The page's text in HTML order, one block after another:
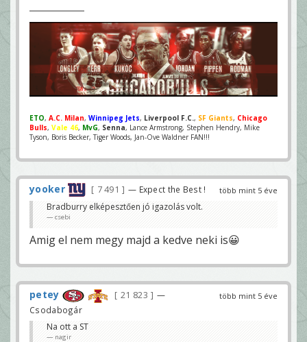
ETO, A.C. Milan, Winnipeg Jets, Liverpool F.C., SF Giants, Chicago
Bulls, Vale 46, MvG, Senna, Lance Armstrong, Stephen Hendry, Mike
Tyson, Boris Becker, Tiger Woods, Jan-Ove Waldner FAN!!!
több mint 5 éve
yooker 7 491 — Expect the Best !
Bradburry elképesztően jó igazolás volt.
csebi
Amig el nem megy majd a kedve neki is😀
több mint 5 éve
petey 21 823
—
Csodabogár
Na ott a ST
nagir